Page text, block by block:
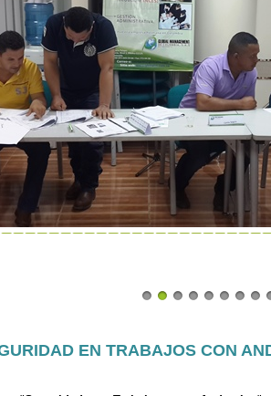
EN TRABAJOS CON